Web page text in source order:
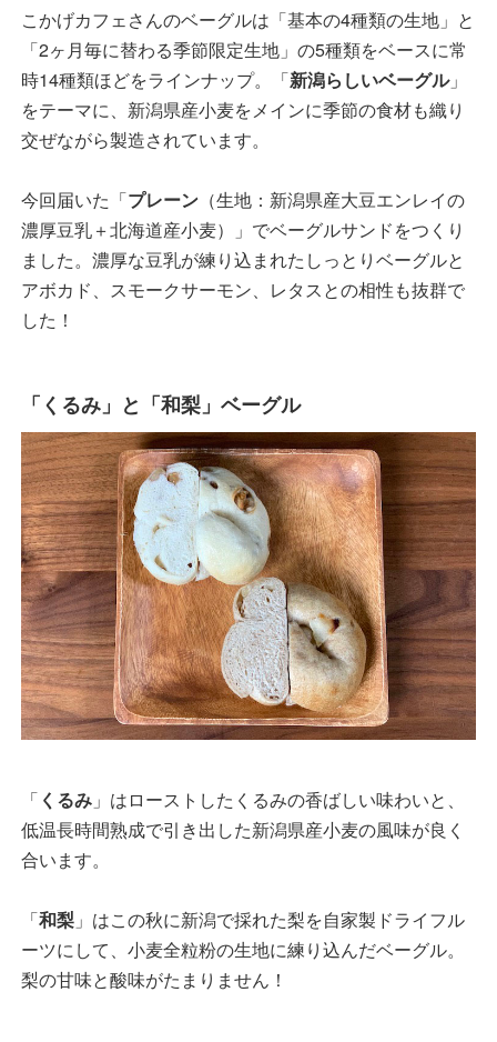
こかげカフェさんのベーグルは「基本の4種類の生地」と
「2ヶ月毎に替わる季節限定生地」の5種類をベースに常
時14種類ほどをラインナップ。「新潟らしいベーグル」
をテーマに、新潟県産小麦をメインに季節の食材も織り
交ぜながら製造されています。
今回届いた「プレーン （生地：新潟県産大豆エンレイの
濃厚豆乳＋北海道産小麦）」でベーグルサンドをつくり
ました。濃厚な豆乳が練り込まれたしっとりベーグルと
アボカド、スモークサーモン、レタスとの相性も抜群で
した！
「くるみ」と「和梨」ベーグル
「 くるみ 」はローストしたくるみの香ばしい味わいと、
低温長時間熟成で引き出した新潟県産小麦の風味が良く
合います。
「和梨 」はこの秋に新潟で採れた梨を自家製ドライフル
ーツにして、小麦全粒粉の生地に練り込んだベーグル。
梨の甘味と酸味がたまりません！